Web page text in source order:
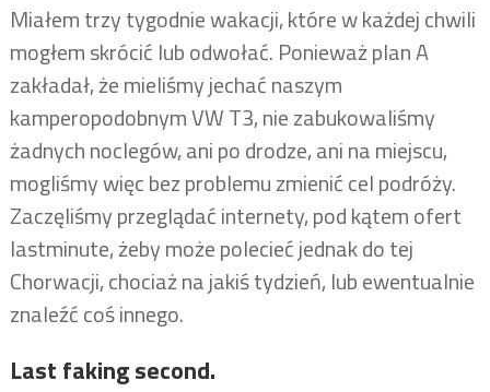
Miałem trzy tygodnie wakacji, które w każdej chwili
mogłem skrócić lub odwołać. Ponieważ plan A
zakładał, że mieliśmy jechać naszym
kamperopodobnym VW T3, nie zabukowaliśmy
żadnych noclegów, ani po drodze, ani na miejscu,
mogliśmy więc bez problemu zmienić cel podróży.
Zaczęliśmy przeglądać internety, pod kątem ofert
lastminute, żeby może polecieć jednak do tej
Chorwacji, chociaż na jakiś tydzień, lub ewentualnie
znaleźć coś innego.
Last faking second.